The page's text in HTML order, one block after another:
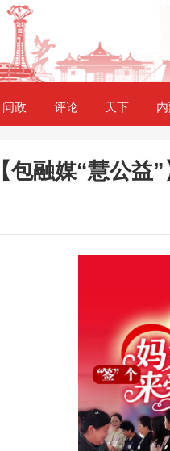
问政 评论 天下
【包融媒“慧公益